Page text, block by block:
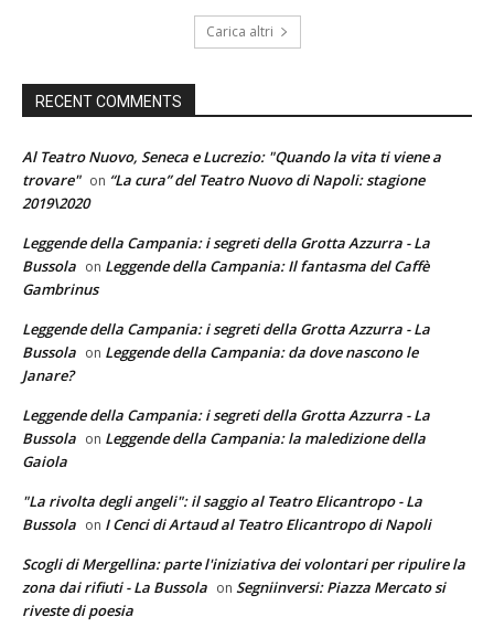
Carica altri
RECENT COMMENTS
Al Teatro Nuovo, Seneca e Lucrezio: "Quando la vita ti viene a
trovare" on “La cura” del Teatro Nuovo di Napoli: stagione
2019\2020
Leggende della Campania: i segreti della Grotta Azzurra - La
Bussola on Leggende della Campania: Il fantasma del Caffè
Gambrinus
Leggende della Campania: i segreti della Grotta Azzurra - La
Bussola on Leggende della Campania: da dove nascono le
Janare?
Leggende della Campania: i segreti della Grotta Azzurra - La
Bussola on Leggende della Campania: la maledizione della
Gaiola
"La rivolta degli angeli": il saggio al Teatro Elicantropo - La
Bussola on I Cenci di Artaud al Teatro Elicantropo di Napoli
Scogli di Mergellina: parte l'iniziativa dei volontari per ripulire la
zona dai rifiuti - La Bussola on Segniinversi: Piazza Mercato si
riveste di poesia